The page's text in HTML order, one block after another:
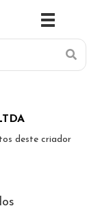
deste criador